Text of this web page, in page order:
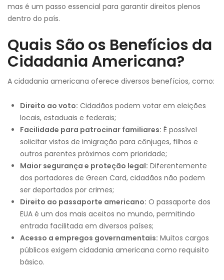
mas é um passo essencial para garantir direitos plenos
dentro do país.
Quais São os Benefícios da
Cidadania Americana?
A cidadania americana oferece diversos benefícios, como:
Direito ao voto: Cidadãos podem votar em eleições
locais, estaduais e federais;
Facilidade para patrocinar familiares: É possível
solicitar vistos de imigração para cônjuges, filhos e
outros parentes próximos com prioridade;
Maior segurança e proteção legal: Diferentemente
dos portadores de Green Card, cidadãos não podem
ser deportados por crimes;
Direito ao passaporte americano: O passaporte dos
EUA é um dos mais aceitos no mundo, permitindo
entrada facilitada em diversos países;
Acesso a empregos governamentais: Muitos cargos
públicos exigem cidadania americana como requisito
básico.